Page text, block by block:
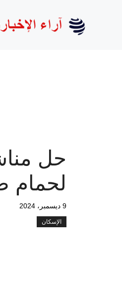
حل
لحمام
9 ديسمبر، 2024
الإسكان